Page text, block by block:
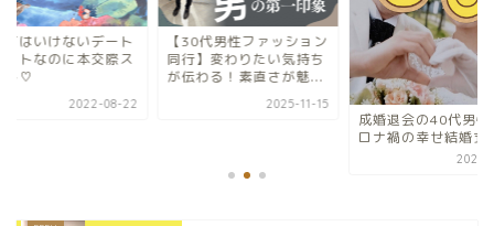
代男性ファッション
】変わりたい気持ち
る！素直さが魅...
2025-11-15
行ってはいけないデ
スポットなのに本交
タート♡
2022-